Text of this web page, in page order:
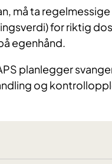
må ta
for riktig
egenhånd.
planlegger
og